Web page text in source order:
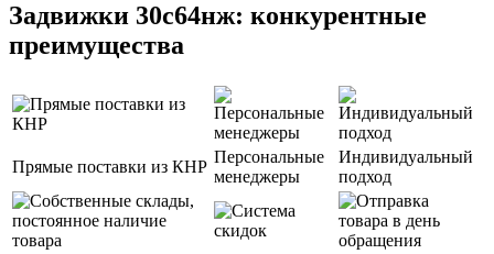
Задвижки 30с64нж: конкурентные
преимущества
Прямые поставки из КНР
Персональные
менеджеры
Индивидуальный
подход